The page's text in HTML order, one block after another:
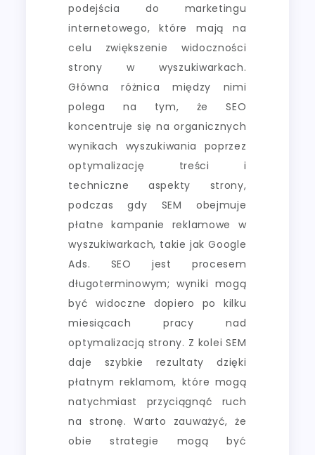
podejścia do marketingu
internetowego, które mają na
celu zwiększenie widoczności
strony w wyszukiwarkach.
Główna różnica między nimi
polega na tym, że SEO
koncentruje się na organicznych
wynikach wyszukiwania poprzez
optymalizację treści i
techniczne aspekty strony,
podczas gdy SEM obejmuje
płatne kampanie reklamowe w
wyszukiwarkach, takie jak Google
Ads. SEO jest procesem
długoterminowym; wyniki mogą
być widoczne dopiero po kilku
miesiącach pracy nad
optymalizacją strony. Z kolei SEM
daje szybkie rezultaty dzięki
płatnym reklamom, które mogą
natychmiast przyciągnąć ruch
na stronę. Warto zauważyć, że
obie strategie mogą być